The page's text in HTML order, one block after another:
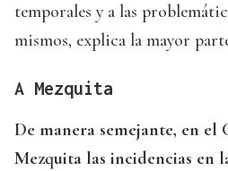
temporales y a las
mismos, explica la mayor
A Mezquita
De manera semejante, en el
Mezquita las incidencias en